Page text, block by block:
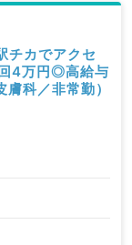
チカでアクセ
4万円◎高給与
科／非常勤）